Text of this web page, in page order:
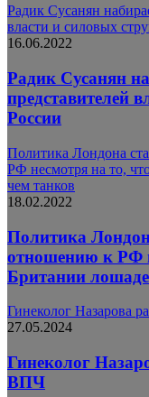
Радик Сусанян
власти и силовых
16.06.2022
Радик Сусанян
представителей
России
Политика Лондона
РФ несмотря на то,
чем танков
18.02.2022
Политика
отношению к РФ
Британии
Гинеколог Назарова
27.05.2024
Гинеколог
ВПЧ